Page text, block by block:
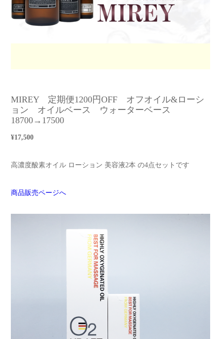
MIREY 定期便1200円OFF オフオイル&ローシ
ョン オイルベース ウォーターベース
18700→17500
¥17,500
高濃度酸素オイル ローション 美容液2本 の4点セットです
商品販売ページへ